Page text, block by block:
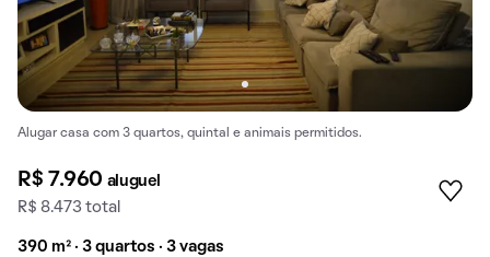
Alugar casa com 3 quartos, quintal e animais permitidos.
R$ 7.960 aluguel
R$ 8.473 total
390 m² · 3 quartos · 3 vagas